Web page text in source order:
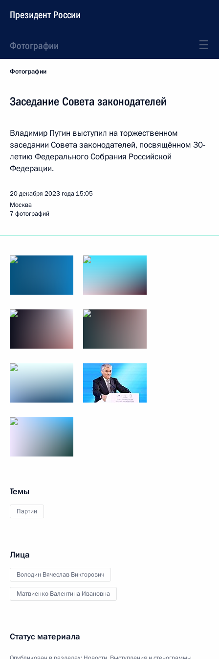
Президент России
Фотографии
Фотографии
Заседание Совета законодателей
Владимир Путин выступил на торжественном
заседании Совета законодателей, посвящённом 30-
летию Федерального Собрания Российской
Федерации.
20 декабря 2023 года 15:05
Москва
7 фотографий
Темы
Партии
Лица
Володин Вячеслав Викторович
Матвиенко Валентина Ивановна
Статус материала